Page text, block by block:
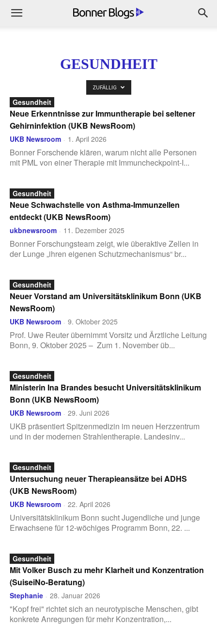
GESUNDHEIT
ZUFÄLLIG
Gesundheit
Neue Erkenntnisse zur Immuntherapie bei seltener
Gehirninfektion (UKB NewsRoom)
UKB Newsroom - 1. April 2026
Bonner Forschende klären, warum nicht alle Personen
mit PML von einer Therapie mit Immuncheckpoint-I...
Gesundheit
Neue Schwachstelle von Asthma-Immunzellen
entdeckt (UKB NewsRoom)
ukbnewsroom - 11. Dezember 2025
Bonner Forschungsteam zeigt, wie überaktive Zellen in
der Lunge „ihren eigenen Schutzmechanismus“ br...
Gesundheit
Neuer Vorstand am Universitätsklinikum Bonn (UKB
NewsRoom)
UKB Newsroom - 9. Oktober 2025
Prof. Uwe Reuter übernimmt Vorsitz und Ärztliche Leitung
Bonn, 9. Oktober 2025 – Zum 1. November üb...
Gesundheit
Ministerin Ina Brandes besucht Universitätsklinikum
Bonn (UKB NewsRoom)
UKB Newsroom - 29. Juni 2026
UKB präsentiert Spitzenmedizin im neuen Herzzentrum
und in der modernen Strahlentherapie. Landesinv...
Gesundheit
Untersuchung neuer Therapieansätze bei ADHS
(UKB NewsRoom)
UKB Newsroom - 22. April 2026
Universitätsklinikum Bonn sucht Jugendliche und junge
Erwachsene für 12-wöchiges Programm Bonn, 22. ...
Gesundheit
Mit Volker Busch zu mehr Klarheit und Konzentration
(SuiseiNo-Beratung)
Stephanie - 28. Januar 2026
"Kopf frei" richtet sich an neurotypische Menschen, gibt
konkrete Anregungen für mehr Konzentration,...